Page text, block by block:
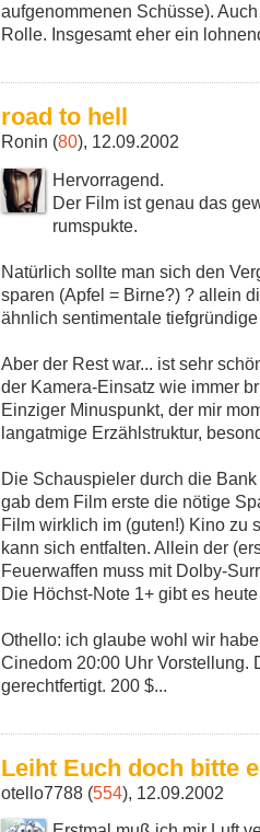
aufgenommenen Schüsse).
Rolle. Insgesamt eher ein
road to hell
Ronin (80), 12.09.2002
Hervorragend.
Der Film ist genau das
rumspukte.
Natürlich sollte man sich den
sparen (Apfel = Birne?) ? allein
ähnlich sentimentale
Aber der Rest war... ist sehr
der Kamera-Einsatz wie immer
Einziger Minuspunkt, der mir
langatmige Erzählstruktur,
Die Schauspieler durch die
gab dem Film erste die nötige
Film wirklich im (guten!) Kino zu
kann sich entfalten. Allein der
Feuerwaffen muss mit Dolby-
Die Höchst-Note 1+ gibt es
Othello: ich glaube wohl wir
Cinedom 20:00 Uhr Vorstellung.
gerechtfertigt. 200 $...
Leiht Euch doch bitte
otello7788 (554), 12.09.2002